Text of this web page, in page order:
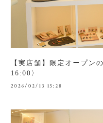
【実店舗】限定オープン
16:00〉
2026/02/13 15:28